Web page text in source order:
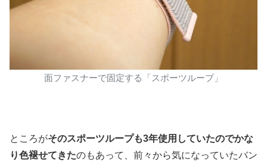
面ファスナーで固定する「スポーツループ」
ところがそのスポーツループも3年使用していたのでかな
り色褪せてきたのもあって、前々から気になっていたバン